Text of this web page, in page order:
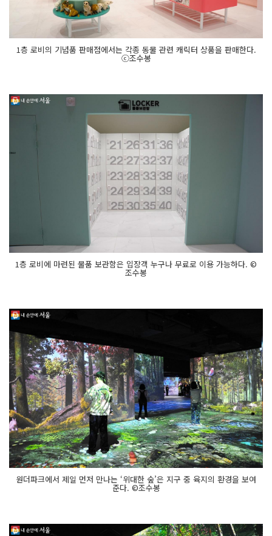
1층 로비의 기념품 판매점에서는 각종 동물 관련 캐릭터 상품을 판매한다.
ⓒ조수봉
1층 로비에 마련된 물품 보관함은 입장객 누구나 무료로 이용 가능하다. ©
조수봉
원더파크에서 제일 먼저 만나는 ‘위대한 숲’은 지구 중 육지의 환경을 보여
준다. ©조수봉